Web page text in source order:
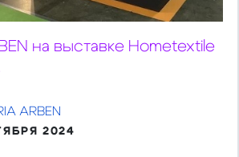
на выставке Hometextile
ARBEN
2024